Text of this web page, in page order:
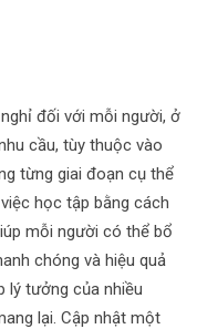
đối với mỗi người, ở
cầu, tùy thuộc vào
từng giai đoạn cụ thể
học tập bằng cách
mỗi người có thể bổ
chóng và hiệu quả
lý tưởng của nhiều
lại. Cập nhật một